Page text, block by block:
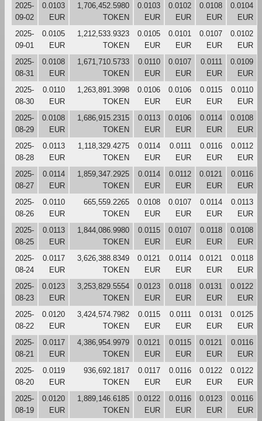
2025-
09-02
0.0103
EUR
1,706,452.5980
TOKEN
0.0103
EUR
0.0102
EUR
0.0108
EUR
0.0104
EUR
2025-
09-01
0.0105
EUR
1,212,533.9323
TOKEN
0.0105
EUR
0.0101
EUR
0.0107
EUR
0.0102
EUR
2025-
08-31
0.0108
EUR
1,671,710.5733
TOKEN
0.0110
EUR
0.0107
EUR
0.0111
EUR
0.0109
EUR
2025-
08-30
0.0110
EUR
1,263,891.3998
TOKEN
0.0106
EUR
0.0106
EUR
0.0115
EUR
0.0110
EUR
2025-
08-29
0.0108
EUR
1,686,915.2315
TOKEN
0.0113
EUR
0.0106
EUR
0.0114
EUR
0.0108
EUR
2025-
08-28
0.0113
EUR
1,118,329.4275
TOKEN
0.0114
EUR
0.0111
EUR
0.0116
EUR
0.0112
EUR
2025-
08-27
0.0114
EUR
1,859,347.2925
TOKEN
0.0114
EUR
0.0112
EUR
0.0121
EUR
0.0116
EUR
2025-
08-26
0.0110
EUR
665,559.2265
TOKEN
0.0108
EUR
0.0107
EUR
0.0114
EUR
0.0113
EUR
2025-
08-25
0.0113
EUR
1,844,086.9980
TOKEN
0.0115
EUR
0.0107
EUR
0.0118
EUR
0.0108
EUR
2025-
08-24
0.0117
EUR
3,626,388.8349
TOKEN
0.0121
EUR
0.0114
EUR
0.0121
EUR
0.0118
EUR
2025-
08-23
0.0123
EUR
3,253,829.5554
TOKEN
0.0123
EUR
0.0118
EUR
0.0131
EUR
0.0122
EUR
2025-
08-22
0.0120
EUR
3,424,574.7982
TOKEN
0.0115
EUR
0.0111
EUR
0.0131
EUR
0.0125
EUR
2025-
08-21
0.0117
EUR
4,386,954.9979
TOKEN
0.0121
EUR
0.0115
EUR
0.0121
EUR
0.0116
EUR
2025-
08-20
0.0119
EUR
936,692.1817
TOKEN
0.0117
EUR
0.0116
EUR
0.0122
EUR
0.0122
EUR
2025-
08-19
0.0120
EUR
1,889,146.6185
TOKEN
0.0122
EUR
0.0116
EUR
0.0123
EUR
0.0116
EUR